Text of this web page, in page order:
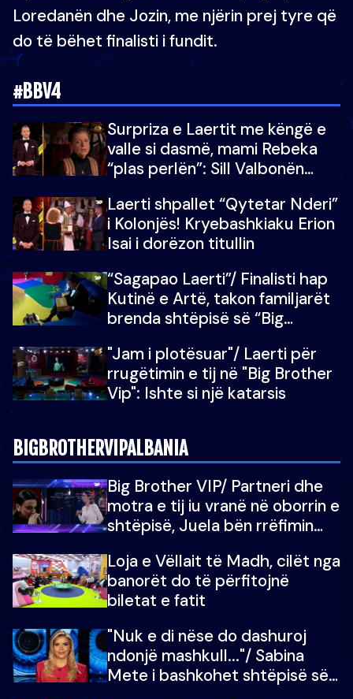
Loredanën dhe Jozin, me njërin prej tyre që
do të bëhet finalisti i fundit.
#BBV4
Surpriza e Laertit me këngë e
valle si dasmë, mami Rebeka
“plas perlën”: Sill Valbonën
Laerti shpallet “Qytetar Nderi”
i Kolonjës! Kryebashkiaku Erion
Isai i dorëzon titullin
“Sagapao Laerti”/ Finalisti hap
Kutinë e Artë, takon familjarët
brenda shtëpisë së “Big
"Jam i plotësuar"/ Laerti për
rrugëtimin e tij në "Big Brother
Vip": Ishte si një katarsis
BIGBROTHERVIPALBANIA
Big Brother VIP/ Partneri dhe
motra e tij iu vranë në oborrin e
shtëpisë, Juela bën rrëfimin
do të martoheshim, por zemra
mu copëtua
Loja e Vëllait të Madh, cilët nga
banorët do të përfitojnë
biletat e fatit
"Nuk e di nëse do dashuroj
ndonjë mashkull..."/ Sabina
Mete i bashkohet shtëpisë së